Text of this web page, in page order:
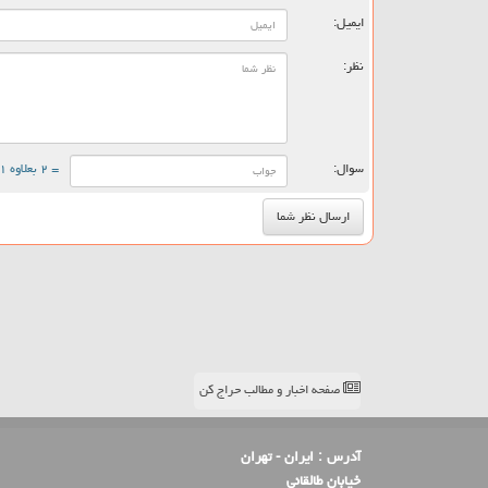
ایمیل:
نظر:
سوال: = ۲ بعلاوه ۱
صفحه اخبار و مطالب حراج کن
آدرس : ایران - تهران
خیابان طالقانی